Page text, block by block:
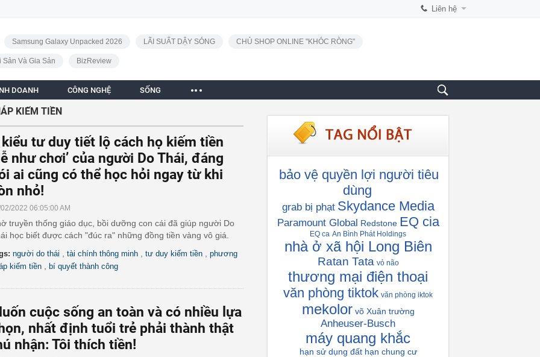
Liên hệ
Samsung Galaxy Unpacked 2026 LÃI SUẤT DẬY SÓNG CHỦ SHOP ONLINE "KHÓC RÒNG"
Sản Và Gia Sản BizReview
DOANH CÔNG NGHỆ SỐNG
KIẾM TIỀN
tư duy tiết lộ cách họ kiếm tiền
như chơi’ của người Do Thái, đáng
ai cũng có thể học hỏi ngay từ khi
nhỏ!
2022 06:05:00 AM
truyền thống giáo dục, bồi dưỡng con cái đã giúp người Do
học biết được cách "đúc ra" những đồng tiền vàng vô giá.
người do thái tài chính thông minh tư duy kiếm tiền
phương
kiếm tiền
bí quyết thành công
cuộc sống an toàn và có nhiều lựa
nhất định tuổi trẻ phải thành thật
nhận: Tôi thích tiền!
bảo vệ quyền lợi người tiêu
dùng
grab bị phạt Skydance Media
Paramount Global Redstone EQ cia
EQ ca An Bình Phát Holdings
nhà ở xã hội Long Biên
Ratan Tata vỏ não
thương mại điện thoại
văn phòng tiktok văn phòng iktok
mekolor võ Xuân trường
Anheuser-Busch
máy quang khắc
hạn sử dụng đất hạn chung cư